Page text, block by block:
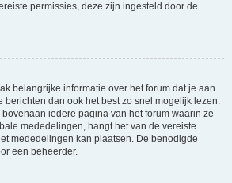
permissies, deze zijn ingesteld door de
belangrijke informatie over het forum dat je aan
berichten dan ook het best zo snel mogelijk lezen.
iedere pagina van het forum waarin ze
mededelingen, hangt het van de vereiste
mededelingen kan plaatsen. De benodigde
een beheerder.